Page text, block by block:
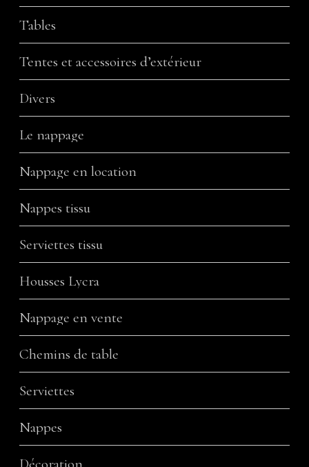
Tables
Tentes et accessoires d’extérieur
Divers
Le nappage
Nappage en location
Nappes tissu
Serviettes tissu
Housses Lycra
Nappage en vente
Chemins de table
Serviettes
Nappes